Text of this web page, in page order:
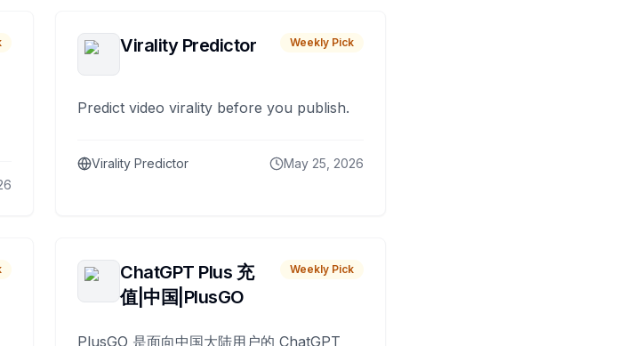
Virality Predictor Weekly Pick
Predict video virality before you publish.
Virality Predictor May 25, 2026
ChatGPT Plus 充
值|中国|PlusGO
Weekly Pick
PlusGO 是面向中国大陆用户的 ChatGPT